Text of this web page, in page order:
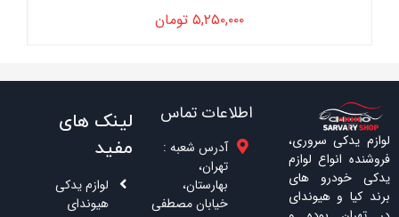
۵,۲۵۰,۰۰۰ تومان
لوازم یدکی سروری،
فروشنده انواع لوازم
یدکی خودرو های
برند کیا و هیوندای
اطلاعات تماس
آدرس شعبه :
تهران،
بهارستان،
خیابان مصطفی
لینک های
مفید
لوازم یدکی
هیوندای